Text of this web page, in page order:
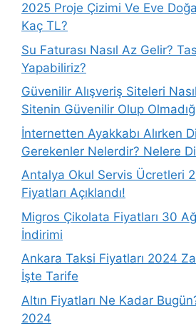
2025 Proje Çizimi Ve Eve
Kaç TL?
Su Faturası Nasıl Az Gelir?
Yapabiliriz?
Güvenilir Alışveriş Siteleri
Sitenin Güvenilir Olup
İnternetten Ayakkabı Alırken
Gerekenler Nelerdir? Nelere
Antalya Okul Servis Ücretleri
Fiyatları Açıklandı!
Migros Çikolata Fiyatları 30
İndirimi
Ankara Taksi Fiyatları 2024
İşte Tarife
Altın Fiyatları Ne Kadar
2024